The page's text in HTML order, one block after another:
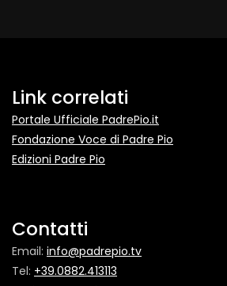
Link correlati
Portale Ufficiale PadrePio.it
Fondazione Voce di Padre Pio
Edizioni Padre Pio
Contatti
Email: info@padrepio.tv
Tel: +39.0882.413113